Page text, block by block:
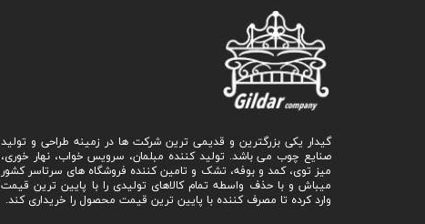
گیدار یکی بزرگترین و قدیمی ترین شرکت ها در زمینه طراحی و تولید
صنایع چوب می باشد. تولید کننده مبلمان، سرویس خواب، نهار خوری،
میز توی، کمد و بوفه، تشک و تامین کننده فروشگاه های سرتاسر کشور
میباش و با حذف واسطه تمام کالاهای تولیدی را با پایین ترین قیمت
وارد کرده تا مصرف کننده با پایین ترین قیمت محصول را خریداری کند.